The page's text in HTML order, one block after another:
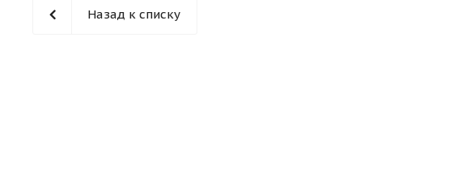
Назад к списку